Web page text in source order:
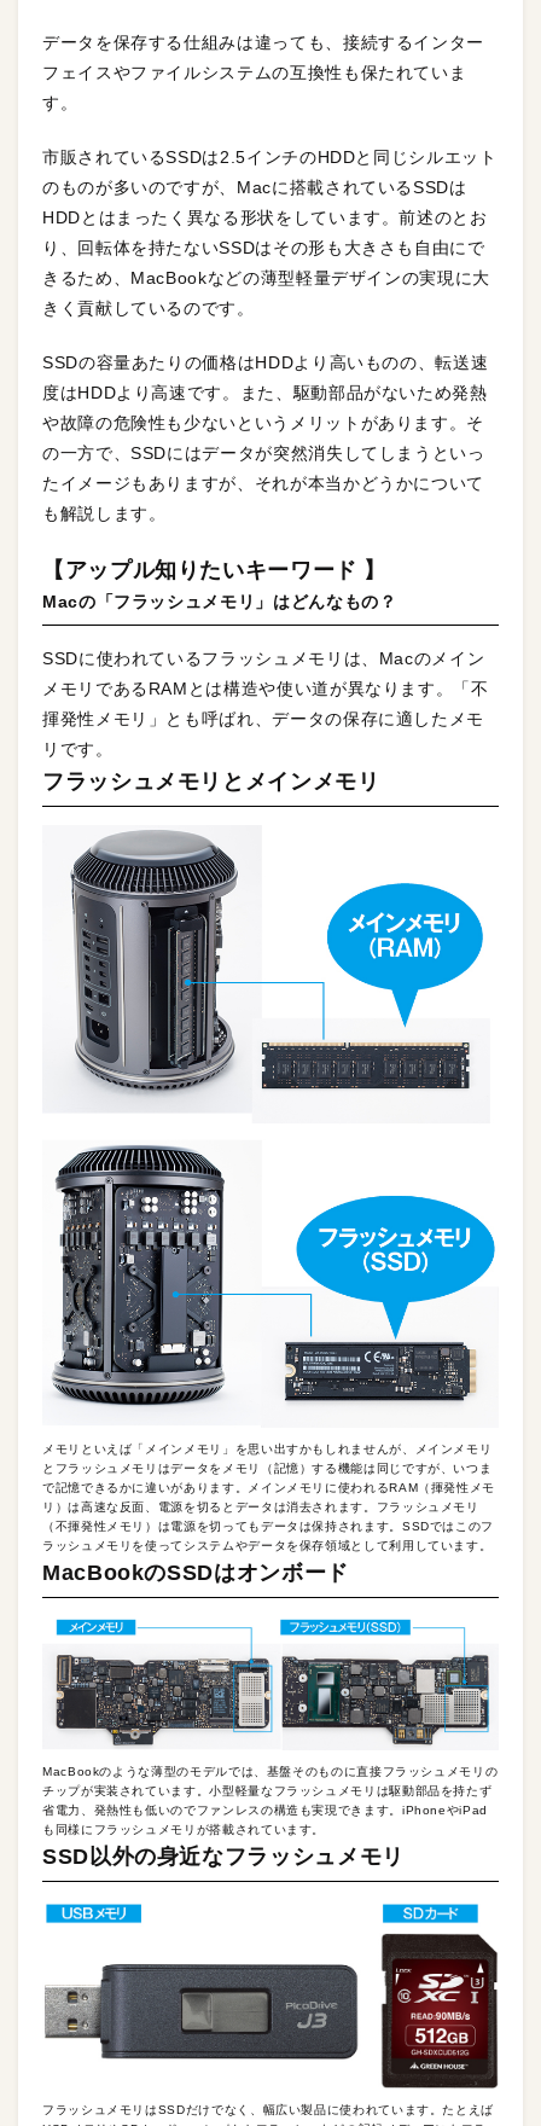
データを保存する仕組みは違っても、接続するインター
フェイスやファイルシステムの互換性も保たれていま
す。
市販されているSSDは2.5インチのHDDと同じシルエット
のものが多いのですが、Macに搭載されているSSDは
HDDとはまったく異なる形状をしています。前述のとお
り、回転体を持たないSSDはその形も大きさも自由にで
きるため、MacBookなどの薄型軽量デザインの実現に大
きく貢献しているのです。
SSDの容量あたりの価格はHDDより高いものの、転送速
度はHDDより高速です。また、駆動部品がないため発熱
や故障の危険性も少ないというメリットがあります。そ
の一方で、SSDにはデータが突然消失してしまうといっ
たイメージもありますが、それが本当かどうかについて
も解説します。
【アップル知りたいキーワード 】
Macの「フラッシュメモリ」はどんなもの？
SSDに使われているフラッシュメモリは、Macのメイン
メモリであるRAMとは構造や使い道が異なります。「不
揮発性メモリ」とも呼ばれ、データの保存に適したメモ
リです。
フラッシュメモリとメインメモリ
メモリといえば「メインメモリ」を思い出すかもしれませんが、メインメモリ
とフラッシュメモリはデータをメモリ（記憶）する機能は同じですが、いつま
で記憶できるかに違いがあります。メインメモリに使われるRAM（揮発性メモ
リ）は高速な反面、電源を切るとデータは消去されます。フラッシュメモリ
（不揮発性メモリ）は電源を切ってもデータは保持されます。SSDではこのフ
ラッシュメモリを使ってシステムやデータを保存領域として利用しています。
MacBookのSSDはオンボード
MacBookのような薄型のモデルでは、基盤そのものに直接フラッシュメモリの
チップが実装されています。小型軽量なフラッシュメモリは駆動部品を持たず
省電力、発熱性も低いのでファンレスの構造も実現できます。iPhoneやiPad
も同様にフラッシュメモリが搭載されています。
SSD以外の身近なフラッシュメモリ
フラッシュメモリはSSDだけでなく、幅広い製品に使われています。たとえば